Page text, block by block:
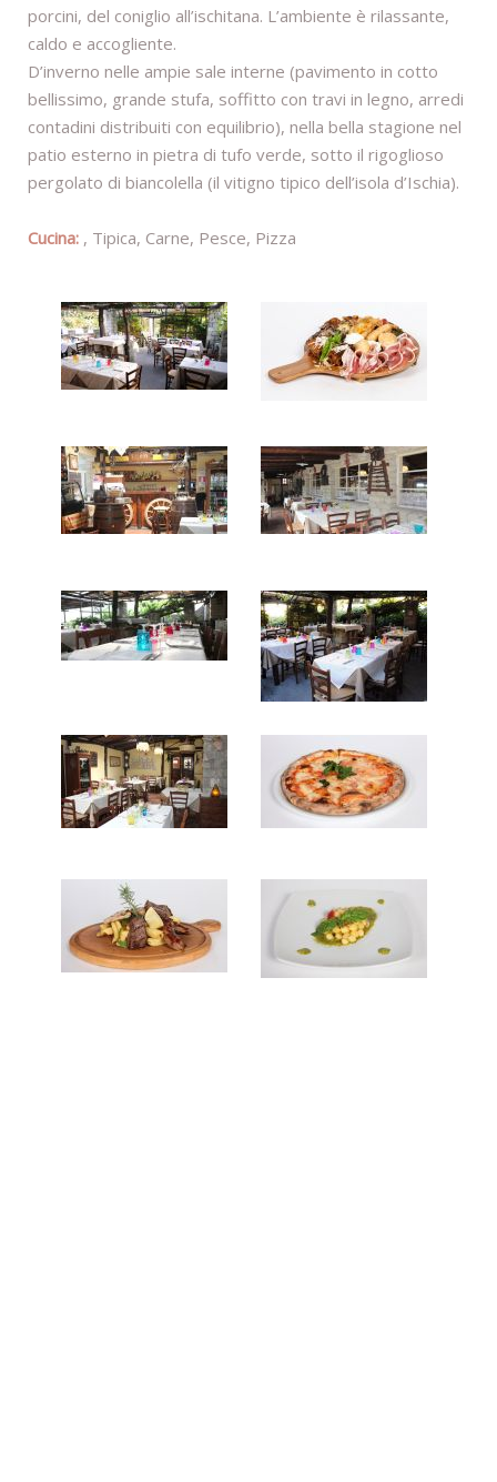
porcini, del coniglio all’ischitana. L’ambiente è rilassante,
caldo e accogliente.
D’inverno nelle ampie sale interne (pavimento in cotto
bellissimo, grande stufa, soffitto con travi in legno, arredi
contadini distribuiti con equilibrio), nella bella stagione nel
patio esterno in pietra di tufo verde, sotto il rigoglioso
pergolato di biancolella (il vitigno tipico dell’isola d’Ischia).
Cucina: , Tipica, Carne, Pesce, Pizza